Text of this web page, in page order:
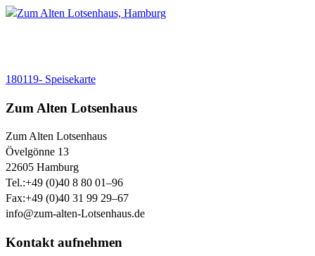
180119- Speisekarte
Zum Alten Lotsenhaus
Zum Alten Lotsenhaus
Övelgönne 13
22605 Hamburg
Tel.:+49 (0)40 8 80 01–96
Fax:+49 (0)40 31 99 29–67
info@zum-alten-Lotsenhaus.de
Kontakt aufnehmen